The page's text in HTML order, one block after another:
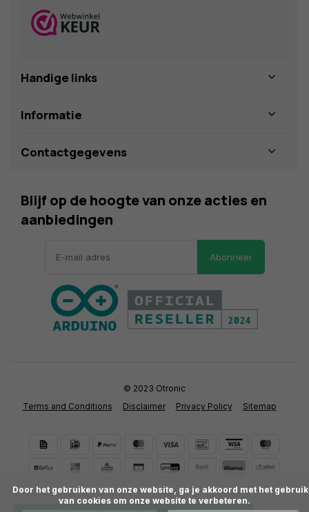
Handige links
Informatie
Contactgegevens
Blijf op de hoogte van onze acties en
aanbiedingen
Abonneer
Terms and Conditions Disclaimer Privacy Policy Sitemap
© 2023 Otronic
van cookies om onze website te verbeteren.